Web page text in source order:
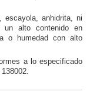
escayola, anhidrita, ni
un alto contenido en
o humedad con alto
a lo especificado